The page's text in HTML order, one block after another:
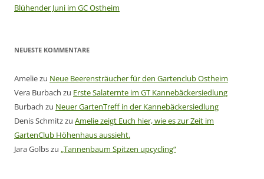
Blühender Juni im GC Ostheim
NEUESTE KOMMENTARE
Ameliezu Neue Beerensträucher für den Gartenclub Ostheim
Vera Burbach zu Erste Salaternte im GT Kannebäckersiedlung
Burbach zu Neuer GartenTreff in der Kannebäckersiedlung
Denis Schmitzzu Amelie zeigt Euch hier, wie es zur Zeit im
GartenClub Höhenhaus aussieht.
Jara Golbszu „Tannenbaum Spitzen upcycling“